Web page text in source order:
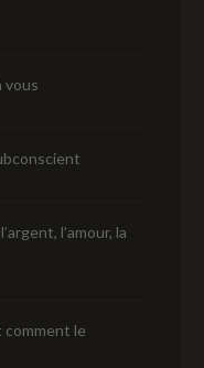
vous
l’amour, la
comment le